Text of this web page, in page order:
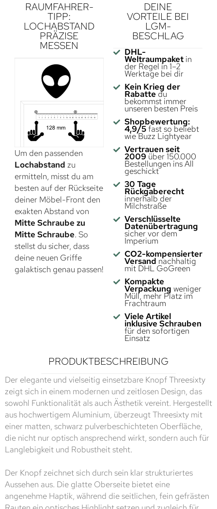
RAUMFAHRER-
TIPP:
LOCHABSTAND
PRÄZISE
MESSEN
Um den passenden
Lochabstand zu
ermitteln, misst du am
besten auf der Rückseite
deiner Möbel-Front den
exakten Abstand von
Mitte Schraube zu
Mitte Schraube. So
stellst du sicher, dass
deine neuen Griffe
galaktisch genau passen!
DEINE
VORTEILE BEI
LGM-
BESCHLAG
DHL-
Weltraumpaketin
der Regel in 1–2
Werktage bei dir
Kein Krieg der
Rabatte du
bekommst immer
unseren besten Preis
Shopbewertung:
4,9/5fast so beliebt
wie Buzz Lightyear
Vertrauen seit
2009 über 150.000
Bestellungen ins All
geschickt
30 Tage
Rückgaberecht
innerhalb der
Milchstraße
Verschlüsselte
Datenübertragung
sicher vor dem
Imperium
CO2-kompensierter
Versand nachhaltig
mit DHL GoGreen
Kompakte
Verpackung weniger
Müll, mehr Platz im
Frachtraum
Viele Artikel
inklusive Schrauben
für den sofortigen
Einsatz
PRODUKTBESCHREIBUNG
Der elegante und vielseitig einsetzbare Knopf Threesixty
zeigt sich in einem modernen und zeitlosen Design, das
sowohl Funktionalität als auch Ästhetik vereint. Hergestellt
aus hochwertigem Aluminium, überzeugt Threesixty mit
einer matten, schwarz pulverbeschichteten Oberfläche,
die nicht nur optisch ansprechend wirkt, sondern auch für
Langlebigkeit und Robustheit steht.
Der Knopf zeichnet sich durch sein klar strukturiertes
Aussehen aus. Die glatte Oberseite bietet eine
angenehme Haptik, während die seitlichen, fein gefrästen